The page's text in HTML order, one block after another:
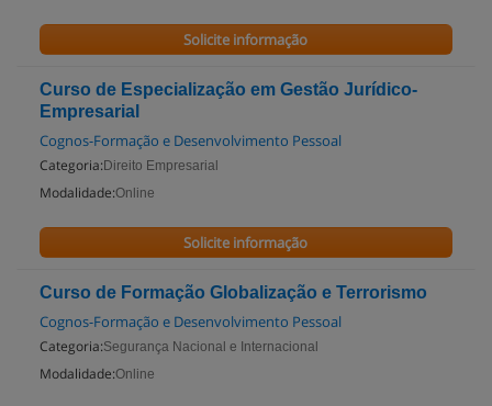
Solicite informação
Curso de Especialização em Gestão Jurídico-
Empresarial
Cognos-Formação e Desenvolvimento Pessoal
Categoria: Direito Empresarial
Modalidade:Online
Solicite informação
Curso de Formação Globalização e Terrorismo
Cognos-Formação e Desenvolvimento Pessoal
Categoria:Segurança Nacional e Internacional
Modalidade:Online